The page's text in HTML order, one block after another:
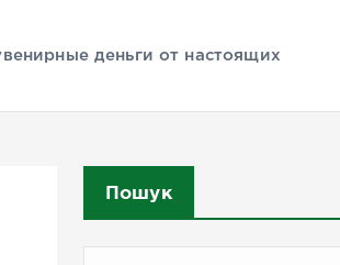
деньги от настоящих
Пошук